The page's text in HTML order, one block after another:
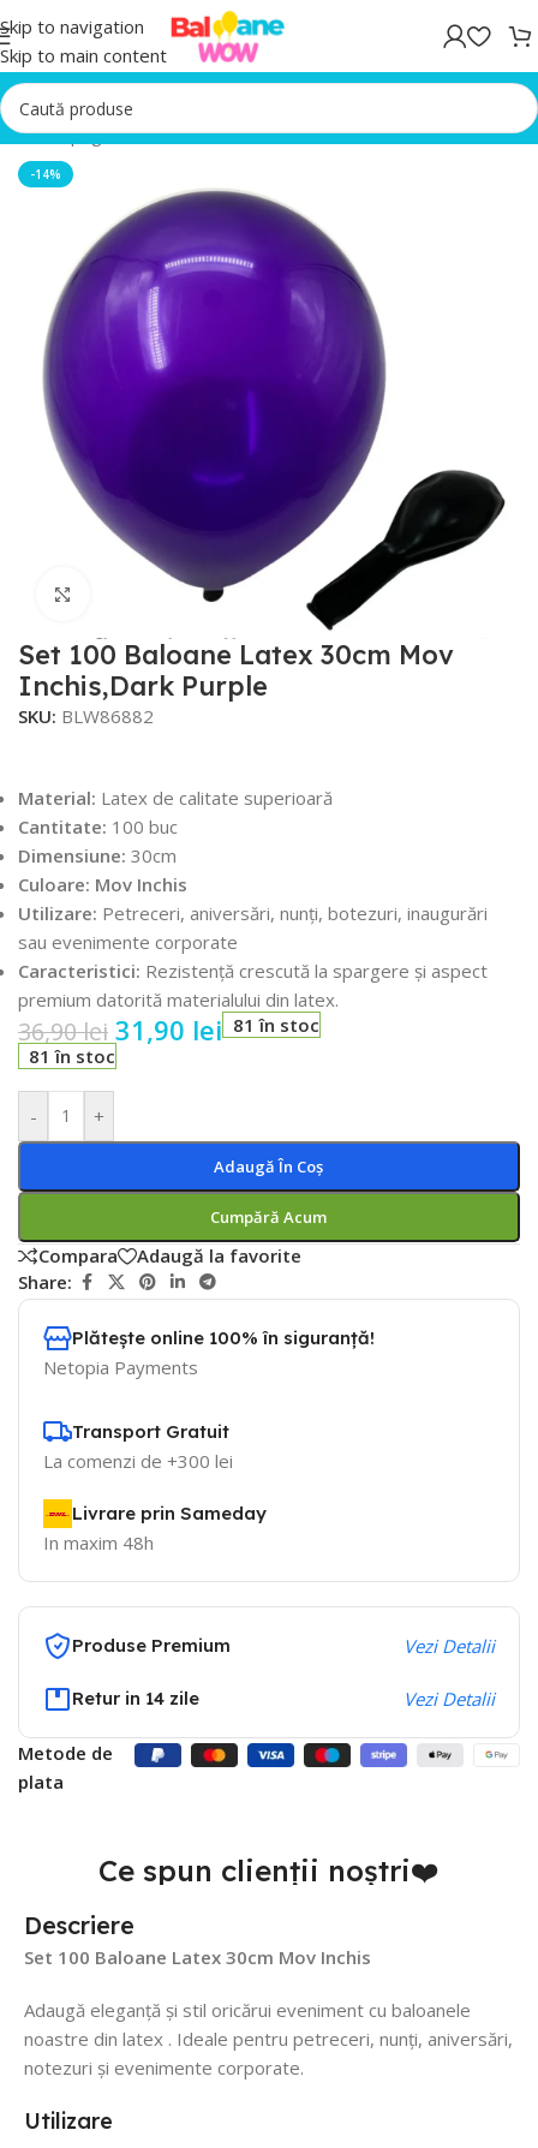
Skip to navigation
Skip to main content
Prima pagină/Set 100 Baloane
-14%
Faceți click pentru a mări
Set 100 Baloane Latex 30cm Mov
Inchis,Dark Purple
SKU: BLW86882
Material: Latex de calitate superioară
Cantitate: 100 buc
Dimensiune: 30cm
Culoare: Mov Inchis
Utilizare: Petreceri, aniversări, nunți, botezuri, inaugurări
sau evenimente corporate
Caracteristici: Rezistență crescută la spargere și aspect
premium datorită materialului din latex.
36,90lei 31,90 lei 81 în stoc
81 în stoc
- +
Adaugă În Coș
Cumpără Acum
Compara
Adaugă la favorite
Share:
Plătește online 100% în siguranță!
Netopia Payments
Transport Gratuit
La comenzi de +300 lei
Livrare prin Sameday
In maxim 48h
Produse Premium Vezi Detalii
Retur in 14 zile Vezi Detalii
Metode de
plata
Ce spun clienții noștri❤️
Descriere
Set 100 Baloane Latex 30cm Mov Inchis
Adaugă eleganță și stil oricărui eveniment cu baloanele
noastre din latex . Ideale pentru petreceri, nunți, aniversări,
notezuri și evenimente corporate.
Utilizare